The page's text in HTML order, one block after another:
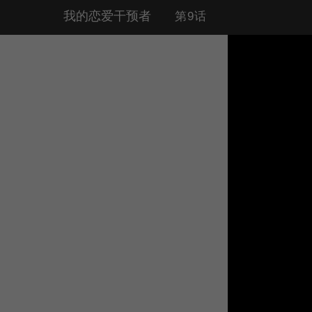
我的恋爱干预者 第9话